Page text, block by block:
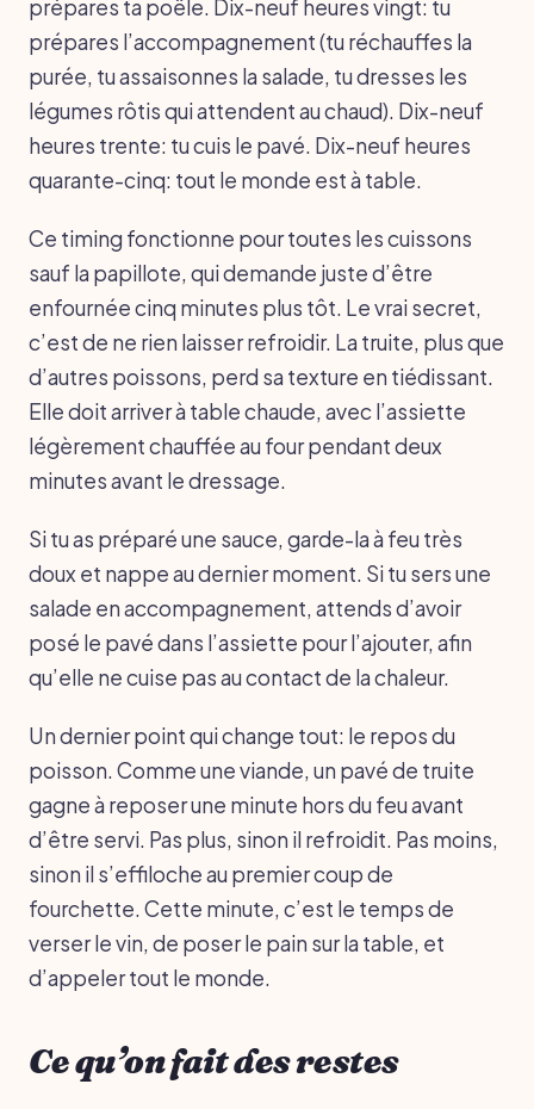
prépares ta poêle. Dix-neuf heures vingt: tu
prépares l’accompagnement (tu réchauffes la
purée, tu assaisonnes la salade, tu dresses les
légumes rôtis qui attendent au chaud). Dix-neuf
heures trente: tu cuis le pavé. Dix-neuf heures
quarante-cinq: tout le monde est à table.
Ce timing fonctionne pour toutes les cuissons
sauf la papillote, qui demande juste d’être
enfournée cinq minutes plus tôt. Le vrai secret,
c’est de ne rien laisser refroidir. La truite, plus que
d’autres poissons, perd sa texture en tiédissant.
Elle doit arriver à table chaude, avec l’assiette
légèrement chauffée au four pendant deux
minutes avant le dressage.
Si tu as préparé une sauce, garde-la à feu très
doux et nappe au dernier moment. Si tu sers une
salade en accompagnement, attends d’avoir
posé le pavé dans l’assiette pour l’ajouter, afin
qu’elle ne cuise pas au contact de la chaleur.
Un dernier point qui change tout: le repos du
poisson. Comme une viande, un pavé de truite
gagne à reposer une minute hors du feu avant
d’être servi. Pas plus, sinon il refroidit. Pas moins,
sinon il s’effiloche au premier coup de
fourchette. Cette minute, c’est le temps de
verser le vin, de poser le pain sur la table, et
d’appeler tout le monde.
Ce qu’on fait des restes